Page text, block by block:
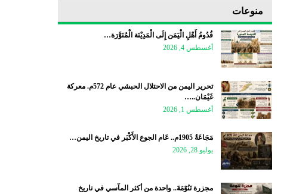
منوعات
قُدُومُ أَهْلِ الْيَمَن إِلَى الْمَدِيْنَة الْمُنَوَّرَة…
أغسطس 4, 2026
تحرير اليمن من الاحتلال الحبشي عام 572م. معركة
غَيْمَان..…
أغسطس 1, 2026
مَجَاعَةُ 1905م.. عَام الجوع الأَكْبَر في تاريخ اليمن…
يوليو 28, 2026
مجزرة تَنُوْمَةَ.. واحدة من أكثر المآسي في تاريخ